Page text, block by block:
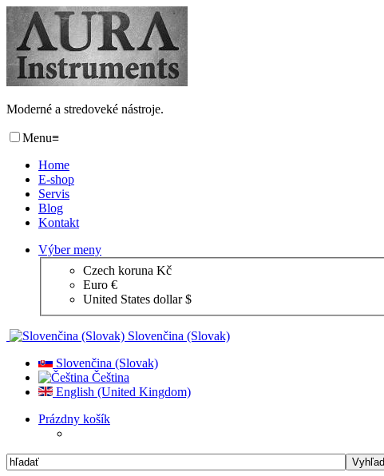
Moderné a stredoveké nástroje.
Menu≡
Home
E-shop
Servis
Blog
Kontakt
Výber meny
Czech koruna Kč
Euro €
United States dollar $
Slovenčina (Slovak)
Slovenčina (Slovak)
Čeština
English (United Kingdom)
Prázdny košík